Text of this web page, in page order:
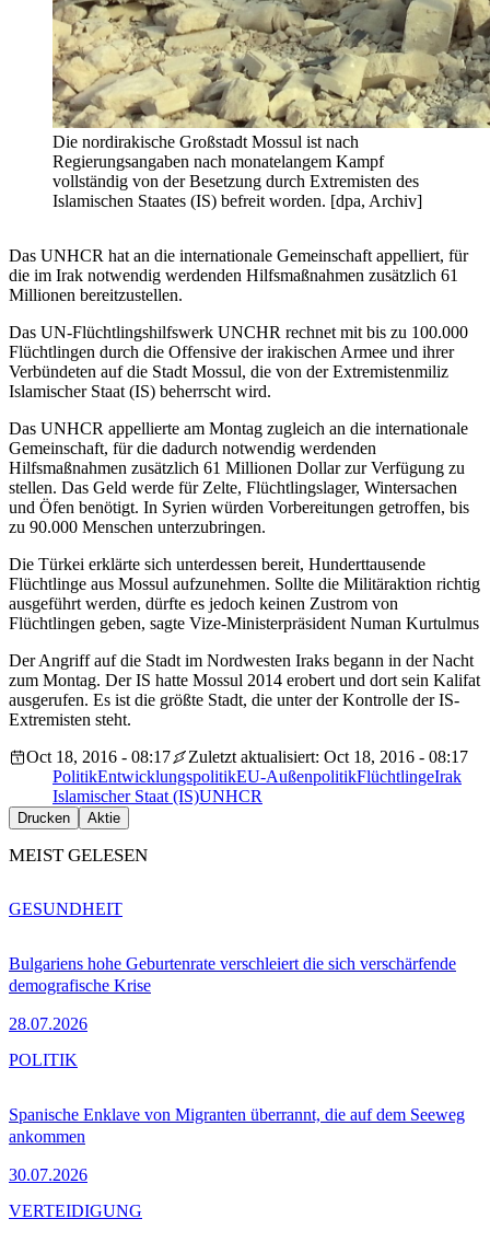
Die nordirakische Großstadt Mossul ist nach
Regierungsangaben nach monatelangem Kampf
vollständig von der Besetzung durch Extremisten des
Islamischen Staates (IS) befreit worden. [dpa, Archiv]
Das UNHCR hat an die internationale Gemeinschaft appelliert, für
die im Irak notwendig werdenden Hilfsmaßnahmen zusätzlich 61
Millionen bereitzustellen.
Das UN-Flüchtlingshilfswerk UNCHR rechnet mit bis zu 100.000
Flüchtlingen durch die Offensive der irakischen Armee und ihrer
Verbündeten auf die Stadt Mossul, die von der Extremistenmiliz
Islamischer Staat (IS) beherrscht wird.
Das UNHCR appellierte am Montag zugleich an die internationale
Gemeinschaft, für die dadurch notwendig werdenden
Hilfsmaßnahmen zusätzlich 61 Millionen Dollar zur Verfügung zu
stellen. Das Geld werde für Zelte, Flüchtlingslager, Wintersachen
und Öfen benötigt. In Syrien würden Vorbereitungen getroffen, bis
zu 90.000 Menschen unterzubringen.
Die Türkei erklärte sich unterdessen bereit, Hunderttausende
Flüchtlinge aus Mossul aufzunehmen. Sollte die Militäraktion richtig
ausgeführt werden, dürfte es jedoch keinen Zustrom von
Flüchtlingen geben, sagte Vize-Ministerpräsident Numan Kurtulmus
Der Angriff auf die Stadt im Nordwesten Iraks begann in der Nacht
zum Montag. Der IS hatte Mossul 2014 erobert und dort sein Kalifat
ausgerufen. Es ist die größte Stadt, die unter der Kontrolle der IS-
Extremisten steht.
Oct 18, 2016 - 08:17
Zuletzt aktualisiert: Oct 18, 2016 - 08:17
PolitikEntwicklungspolitikEU-AußenpolitikFlüchtlingeIrak
Islamischer Staat (IS)UNHCR
Drucken Aktie
MEIST GELESEN
Bulgariens hohe Geburtenrate verschleiert die sich verschärfende
demografische Krise
28.07.2026
GESUNDHEIT
Spanische Enklave von Migranten überrannt, die auf dem Seeweg
ankommen
30.07.2026
POLITIK
VERTEIDIGUNG